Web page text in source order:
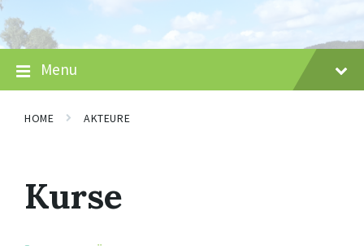
Skip
to
content
Skip
to
main
navigation
Skip
to
footer
Menu
HOME AKTEURE
Kurse